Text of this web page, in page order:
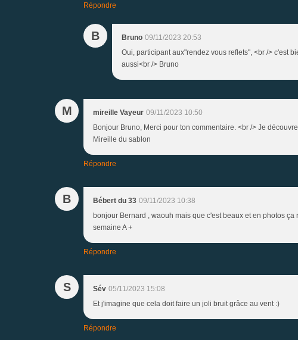
Répondre
B Bruno 09/11/2023 20:53
Oui, participant aux"rendez vous reflets", <br /> c'est
aussi<br /> Bruno
M mireille Vayeur 09/11/2023 10:50
Bonjour Bruno, Merci pour ton commentaire. <br /> Je
Mireille du sablon
Répondre
B Bébert du 33 09/11/2023 10:38
bonjour Bernard , waouh mais que c'est beaux et en photos
semaine A +
Répondre
S Sév 05/11/2023 15:08
Et j'imagine que cela doit faire un joli bruit grâce au vent :)
Répondre